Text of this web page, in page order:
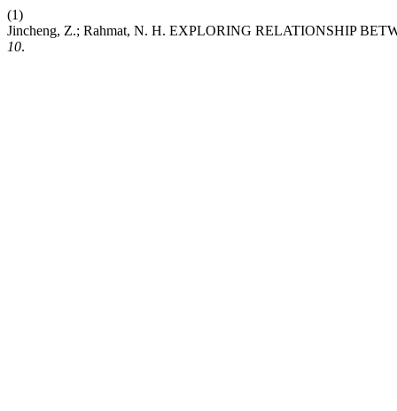
(1)
Jincheng, Z.; Rahmat, N. H. EXPLORING RELATIONSHIP
10.